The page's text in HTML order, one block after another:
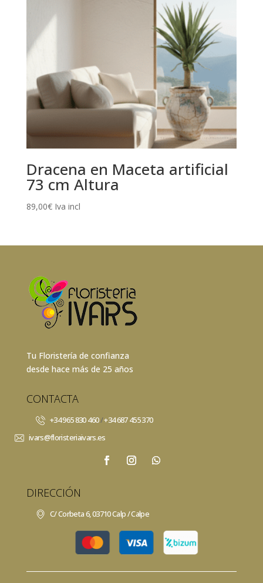
Dracena en Maceta artificial
73 cm Altura
89,00€ Iva incl
Tu Floristería de confianza
desde hace más de 25 años
CONTACTA
+34 965 830 460/+34 687 455 370
ivars@floristeriaivars.es
DIRECCIÓN
C/ Corbeta 6, 03710 Calp / Calpe